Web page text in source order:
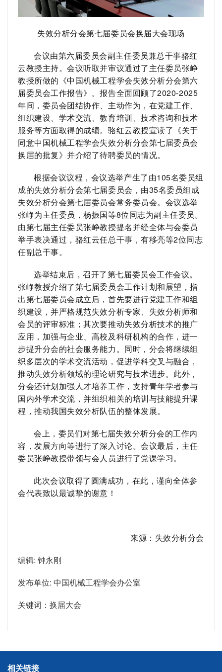
失效分析分会第七届委员会换届大会现场
会议由第六届委员会副主任委员兼总干事骆红
云教授主持。会议听取并审议通过了主任委员张峥
教授所做的《中国机械工程学会失效分析分会第六
届委员会工作报告》。报告全面回顾了2020-2025
年间，委员会团结协作、主动作为，在党建工作、
组织建设、学术交流、教育培训、技术咨询和技术
服务等方面取得的成绩。骆红云教授宣读了《关于
同意中国机械工程学会失效分析分会第七届委员会
换届的批复》并介绍了待聘委员的情况。
根据会议议程，会议选举产生了由105名委员组
成的失效分析分会第七届委员会，由35名委员组成
失效分析分会第七届委员会常务委员会。会议选举
张峥为主任委员，杨振国等8位同志为副主任委员。
由第七届主任委员张峥教授提名并经全体与会委员
举手表决通过，骆红云任总干事，有移亮等2位同志
任副总干事。
选举结束后，召开了第七届委员会工作会议。
张峥教授介绍了第七届委员会工作计划和展望，指
出第七届委员会成立后，首先要进行党建工作和组
织建设，并严格规范失效分析专家、失效分析师和
会员的评审标准；其次要推动失效分析技术的推广
应用，加强与企业、高校及科研机构的合作，进一
步提升分会的社会服务能力。同时，分会将继续组
织多层次的学术交流活动，促进学科交叉与融合，
推动失效分析领域的理论研究与技术进步。此外，
分会还计划加强人才培养工作，支持青年学者参与
国内外学术交流，并组织相关的培训与技能提升课
程，推动我国失效分析队伍的整体发展。
会上，委员们对第七届失效分析分会的工作内
容，发展方向等进行了深入讨论。会议最后，主任
委员张峥教授带领与会人员进行了党课学习。
此次会议取得了圆满成功，在此，谨向全体参
会代表致以最诚挚的谢意！
来源：失效分析分会
编辑: 钟永刚
发布单位: 中国机械工程学会办公室
关键词：换届大会
相关链接